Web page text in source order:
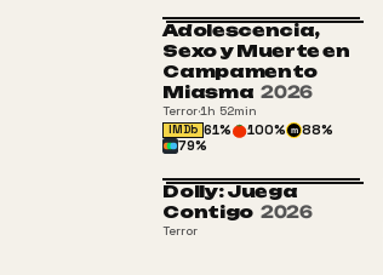
+16
Adolescencia,
Sexo y Muerte en
Campamento
Miasma 2026
Terror·1h 52min
IMDb 61% 100% m 88%
79%
Dolly: Juega
Contigo 2026
Terror